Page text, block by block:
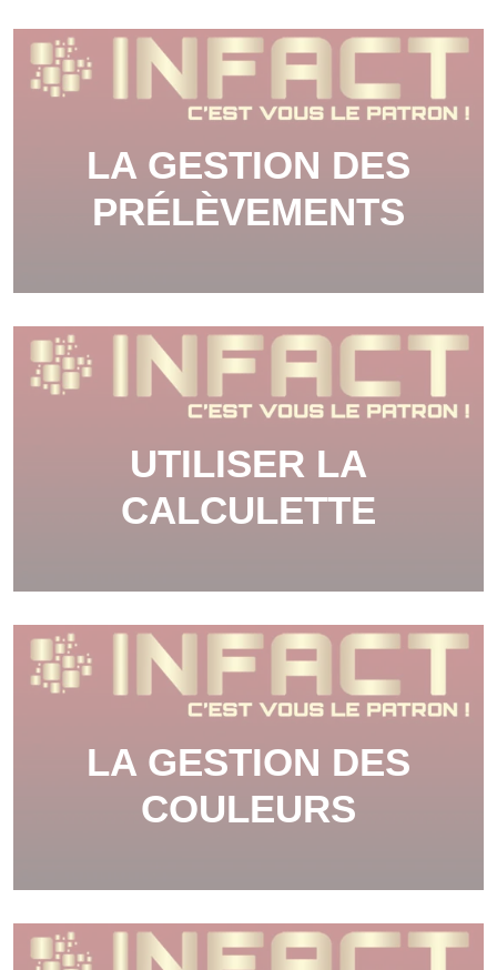
LA GESTION DES
PRÉLÈVEMENTS
UTILISER LA
CALCULETTE
LA GESTION DES
COULEURS